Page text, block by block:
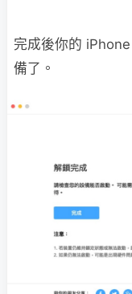
完成後你的
備了。